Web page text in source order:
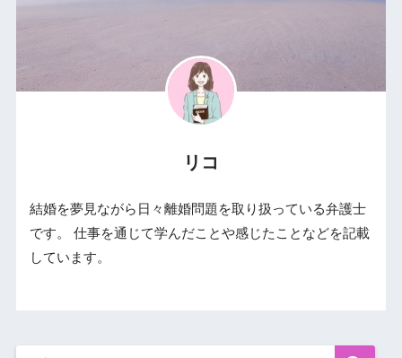
リコ
結婚を夢見ながら日々離婚問題を取り扱っている弁護士
です。 仕事を通じて学んだことや感じたことなどを記載
しています。